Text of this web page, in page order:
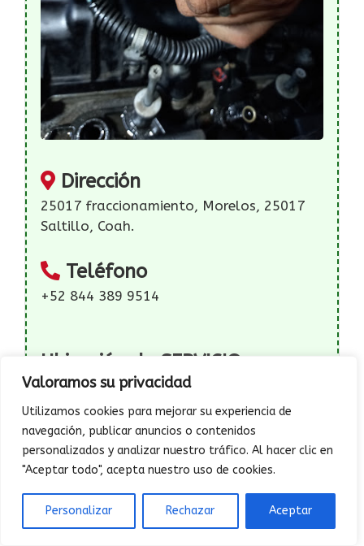
Valoramos su privacidad
Utilizamos cookies para mejorar su experiencia de
navegación, publicar anuncios o contenidos
personalizados y analizar nuestro tráfico. Al hacer clic en
"Aceptar todo", acepta nuestro uso de cookies.
Personalizar Rechazar Aceptar
Dirección
25017 fraccionamiento, Morelos, 25017
Saltillo, Coah.
Teléfono
+52 844 389 9514
Ubicación de SERVICIO
MECANICO RAMIREZ